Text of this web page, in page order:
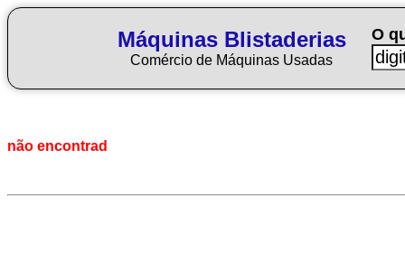
Máquinas Blistaderias
Comércio de Máquinas Usadas
O
não encontrad